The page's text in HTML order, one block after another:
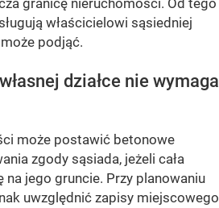
właścicielowi sąsiedniej
podjąć.
działce nie wymaga
może postawić betonowe
zgody sąsiada, jeżeli cała
na jego gruncie. Przy planowaniu
uwzględnić zapisy miejscowego